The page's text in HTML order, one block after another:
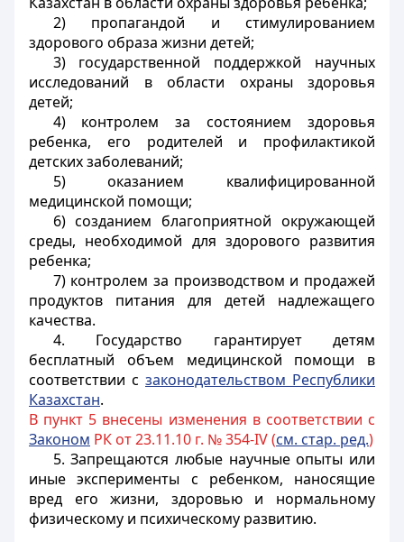
2) пропагандой и стимулированием
здорового образа жизни детей;
3) государственной поддержкой научных
исследований в области охраны здоровья
детей;
4) контролем за состоянием здоровья
ребенка, его родителей и профилактикой
детских заболеваний;
5) оказанием квалифицированной
медицинской помощи;
6) созданием благоприятной окружающей
среды, необходимой для здорового развития
ребенка;
7) контролем за производством и продажей
продуктов питания для детей надлежащего
качества.
4. Государство гарантирует детям
бесплатный объем медицинской помощи в
соответствии с законодательством Республики
Казахстан.
В пункт 5 внесены изменения в соответствии с
Законом РК от 23.11.10 г. № 354-IV (см. стар. ред.)
5. Запрещаются любые научные опыты или
иные эксперименты с ребенком, наносящие
вред его жизни, здоровью и нормальному
физическому и психическому развитию.